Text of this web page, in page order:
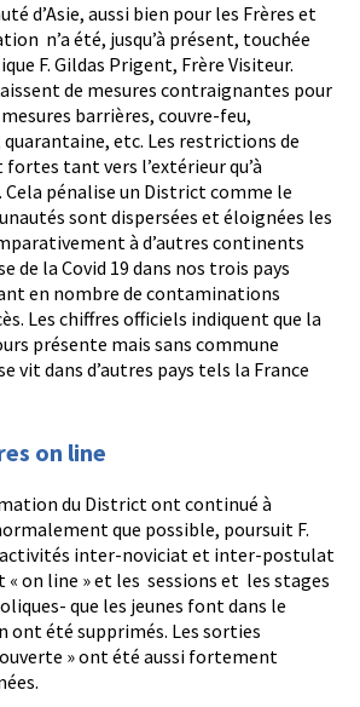
d’Asie, aussi bien pour les Frères et
n’a été, jusqu’à présent, touchée
F. Gildas Prigent, Frère Visiteur.
de mesures contraignantes pour
barrières, couvre-feu,
etc. Les restrictions de
tant vers l’extérieur qu’à
Cela pénalise un District comme le
sont dispersées et éloignées les
à d’autres continents
de la Covid 19 dans nos trois pays
en nombre de contaminations
Les chiffres officiels indiquent que la
présente mais sans commune
vit dans d’autres pays tels la France
on line
du District ont continué à
que possible, poursuit F.
activités inter-noviciat et inter-postulat
on line » et les sessions et les stages
que les jeunes font dans le
ont été supprimés. Les sorties
» ont été aussi fortement